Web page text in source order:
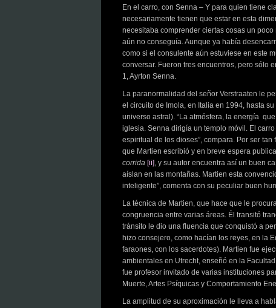
En el carro, con Senna – Y para quien tiene
necesariamente tienen que estar en esta
necesitaba comprender ciertas cosas un
aún no conseguía. Aunque ya había
como si el consulente aún estuviese en este
conversar. Fueron tres encuentros, pero sólo
1, Ayrton Senna.
La paranormalidad del señor Verstraaten le
el circuito de Imola, en Italia en 1994, hasta
universo astral). “La atmósfera, la energía
iglesia. Senna dirigía un templo móvil. El
espiritual de los dioses”, compara. Por ser
que Martien escribió y en breve espera
corrida [ii], y su autor encuentra así un buen
aíslan en las montañas. Martien esta
inteligente”, comenta con su peculiar buen
La técnica de Martien, que hace que le
congruencia entre varias áreas. Él transitó
tránsito le dio una fluencia que conquistó a
hizo consejero, como hacían los reyes, en la
faraones, con los sacerdotes). Martien fue
ambientales en Utrecht, enseñó en la
fue profesor invitado de varias instituciones
Muerte, Artes Psíquicas y Comportamiento
La amplitud de su aproximación le lleva a